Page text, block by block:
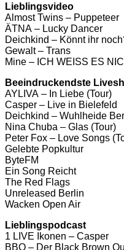
Lieblingsvideo
Almost Twins – Puppeteer
ÄTNA – Lucky Dancer
Deichkind – Könnt ihr
Gewalt – Trans
Mine – ICH WEISS ES
Beeindruckendste
AYLIVA – In Liebe (Tour)
Casper – Live in Bielefeld
Deichkind – Wuhlheide
Nina Chuba – Glas (Tour)
Peter Fox – Love Songs
Gelebte Popkultur
ByteFM
Ein Song Reicht
The Red Flags
Unreleased Berlin
Wacken Open Air
Lieblingspodcast
1 LIVE Ikonen – Casper
BBQ – Der Black Brown